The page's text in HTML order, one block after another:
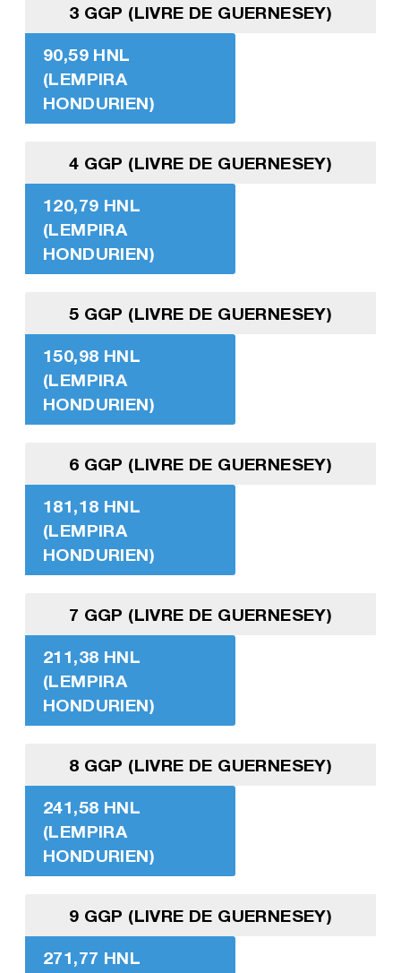
3 GGP (LIVRE DE GUERNESEY)
90,59 HNL
(LEMPIRA
HONDURIEN)
4 GGP (LIVRE DE GUERNESEY)
120,79 HNL
(LEMPIRA
HONDURIEN)
5 GGP (LIVRE DE GUERNESEY)
150,98 HNL
(LEMPIRA
HONDURIEN)
6 GGP (LIVRE DE GUERNESEY)
181,18 HNL
(LEMPIRA
HONDURIEN)
7 GGP (LIVRE DE GUERNESEY)
211,38 HNL
(LEMPIRA
HONDURIEN)
8 GGP (LIVRE DE GUERNESEY)
241,58 HNL
(LEMPIRA
HONDURIEN)
9 GGP (LIVRE DE GUERNESEY)
271,77 HNL